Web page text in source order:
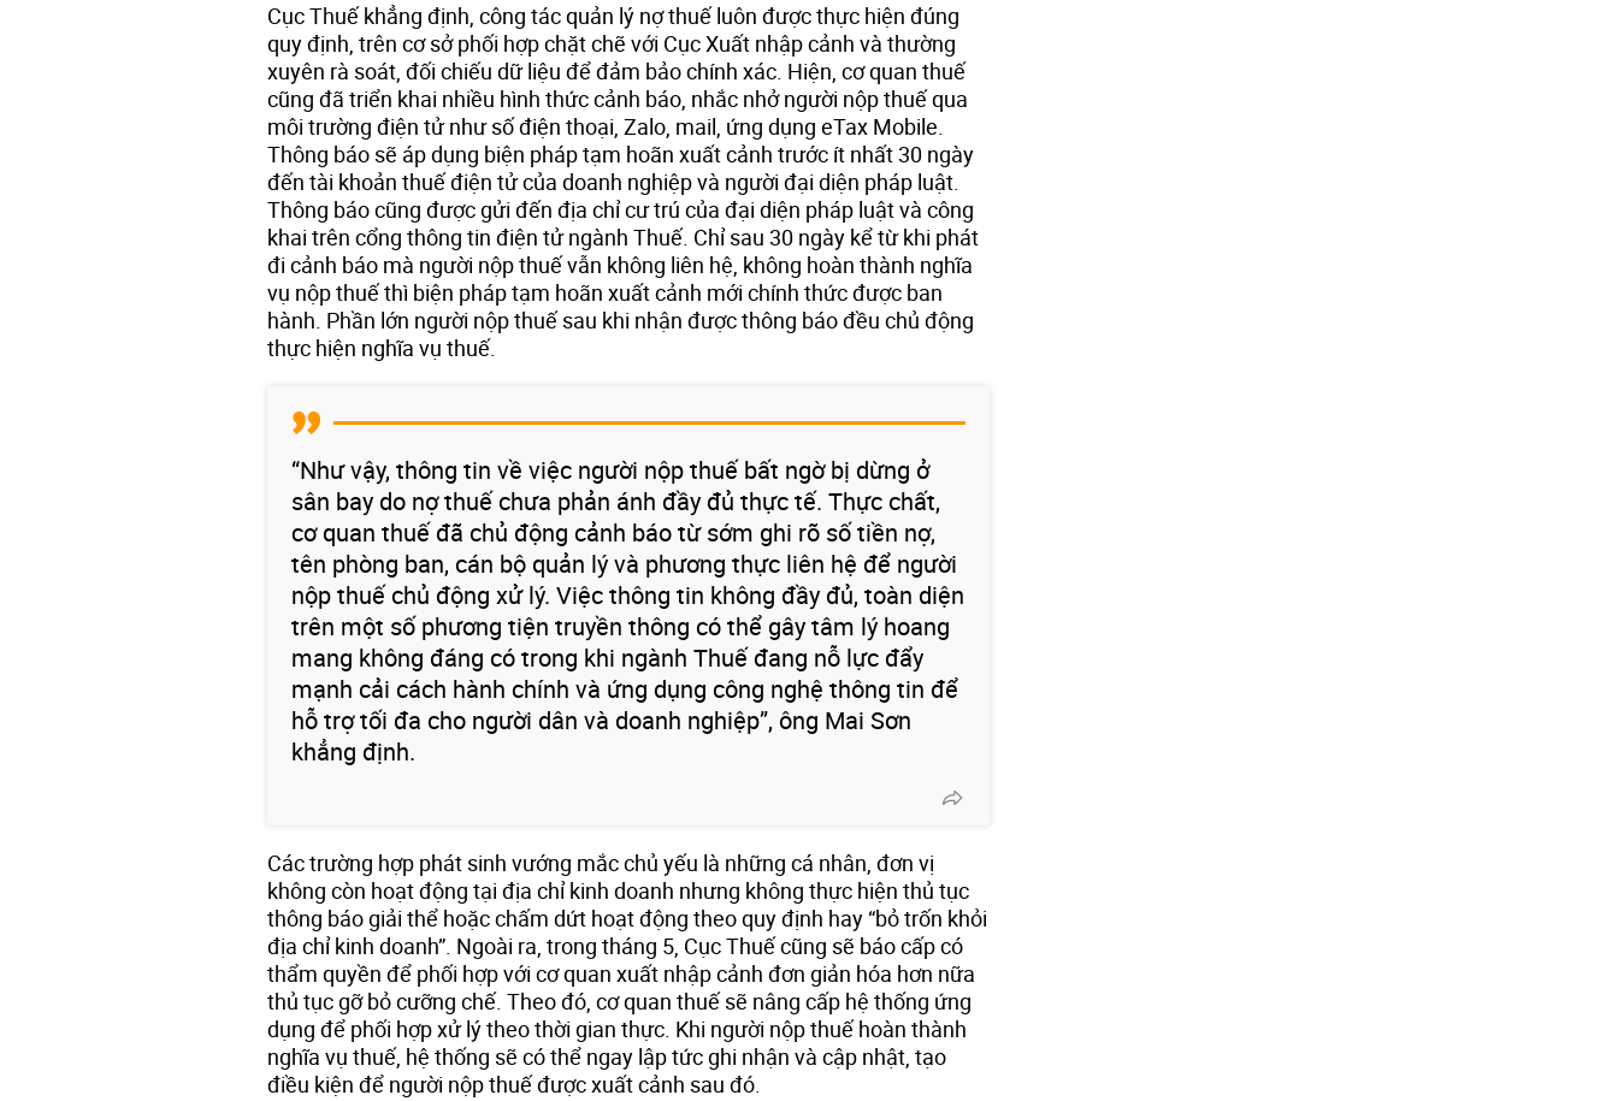
Cục Thuế khẳng định, công tác quản lý nợ thuế luôn được thực hiện đúng
quy định, trên cơ sở phối hợp chặt chẽ với Cục Xuất nhập cảnh và thường
xuyên rà soát, đối chiếu dữ liệu để đảm bảo chính xác. Hiện, cơ quan thuế
cũng đã triển khai nhiều hình thức cảnh báo, nhắc nhở người nộp thuế qua
môi trường điện tử như số điện thoại, Zalo, mail, ứng dụng eTax Mobile.
Thông báo sẽ áp dụng biện pháp tạm hoãn xuất cảnh trước ít nhất 30 ngày
đến tài khoản thuế điện tử của doanh nghiệp và người đại diện pháp luật.
Thông báo cũng được gửi đến địa chỉ cư trú của đại diện pháp luật và công
khai trên cổng thông tin điện tử ngành Thuế. Chỉ sau 30 ngày kể từ khi phát
đi cảnh báo mà người nộp thuế vẫn không liên hệ, không hoàn thành nghĩa
vụ nộp thuế thì biện pháp tạm hoãn xuất cảnh mới chính thức được ban
hành. Phần lớn người nộp thuế sau khi nhận được thông báo đều chủ động
thực hiện nghĩa vụ thuế.
“Như vậy, thông tin về việc người nộp thuế bất ngờ bị dừng ở
sân bay do nợ thuế chưa phản ánh đầy đủ thực tế. Thực chất,
cơ quan thuế đã chủ động cảnh báo từ sớm ghi rõ số tiền nợ,
tên phòng ban, cán bộ quản lý và phương thực liên hệ để người
nộp thuế chủ động xử lý. Việc thông tin không đầy đủ, toàn diện
trên một số phương tiện truyền thông có thể gây tâm lý hoang
mang không đáng có trong khi ngành Thuế đang nỗ lực đẩy
mạnh cải cách hành chính và ứng dụng công nghệ thông tin để
hỗ trợ tối đa cho người dân và doanh nghiệp”, ông Mai Sơn
khẳng định.
Các trường hợp phát sinh vướng mắc chủ yếu là những cá nhân, đơn vị
không còn hoạt động tại địa chỉ kinh doanh nhưng không thực hiện thủ tục
thông báo giải thể hoặc chấm dứt hoạt động theo quy định hay “bỏ trốn khỏi
địa chỉ kinh doanh”. Ngoài ra, trong tháng 5, Cục Thuế cũng sẽ báo cấp có
thẩm quyền để phối hợp với cơ quan xuất nhập cảnh đơn giản hóa hơn nữa
thủ tục gỡ bỏ cưỡng chế. Theo đó, cơ quan thuế sẽ nâng cấp hệ thống ứng
dụng để phối hợp xử lý theo thời gian thực. Khi người nộp thuế hoàn thành
nghĩa vụ thuế, hệ thống sẽ có thể ngay lập tức ghi nhận và cập nhật, tạo
điều kiện để người nộp thuế được xuất cảnh sau đó.